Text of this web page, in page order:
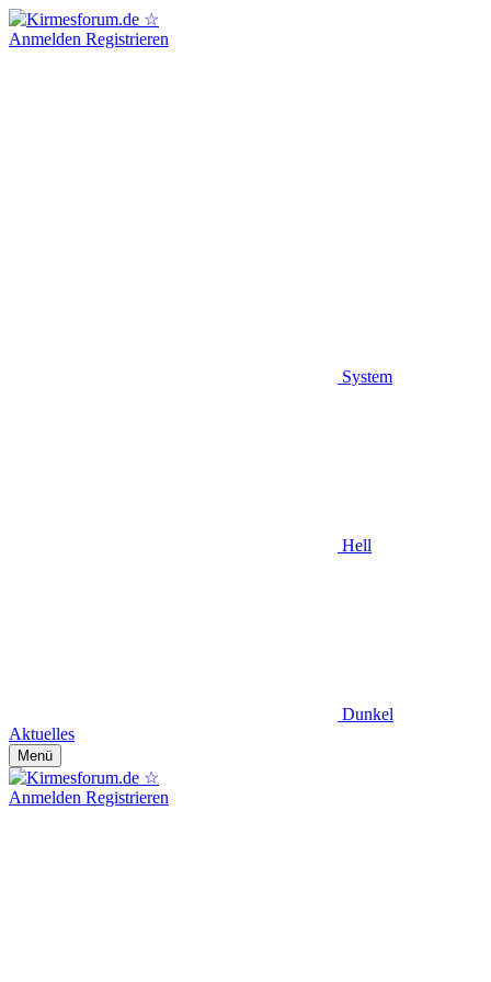
Anmelden Registrieren
System
Hell
Dunkel
Aktuelles
Menü
Anmelden Registrieren